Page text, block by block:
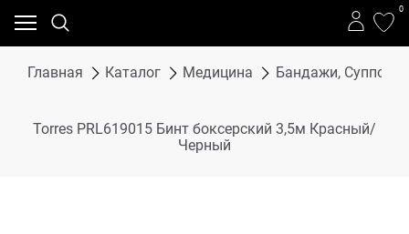
0
Главная Каталог Медицина Бандажи, Суппорта
Torres PRL619015 Бинт боксерский 3,5м Красный/
Черный